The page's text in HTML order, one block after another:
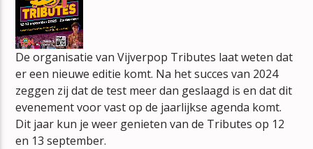
mz-radio
De organisatie van Vijverpop Tributes laat weten dat
er een nieuwe editie komt. Na het succes van 2024
zeggen zij dat de test meer dan geslaagd is en dat dit
evenement voor vast op de jaarlijkse agenda komt.
Dit jaar kun je weer genieten van de Tributes op 12
en 13 september.